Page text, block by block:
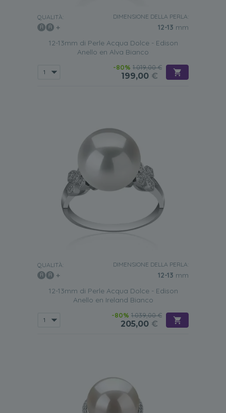
QUALITÀ: DIMENSIONE DELLA PERLA:
12-13 mm
12-13mm di Perle Acqua Dolce - Edison
Anello en Alva Bianco
-80% 1.019,00 €
199,00 €
QUALITÀ: DIMENSIONE DELLA PERLA:
12-13 mm
12-13mm di Perle Acqua Dolce - Edison
Anello en Ireland Bianco
-80% 1.039,00 €
205,00 €